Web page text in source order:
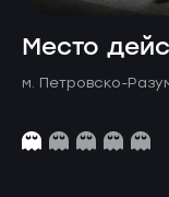
Место
м. Петровско-